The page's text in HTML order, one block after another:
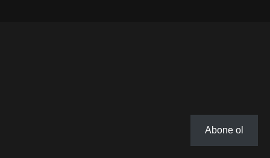
Abone ol